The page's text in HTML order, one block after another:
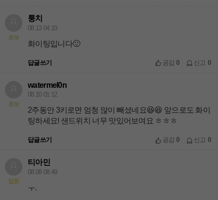
초보
퉁치
08.13 04:10
화이팅입니다🙂
답글쓰기 공감0 신고 0
초보
watermel0n
08.10 01:12
2주동안 3키로면 엄청 많이 빼셨네요😆😆 앞으로도 화이
팅하세요! 샌드위치 너무 맛있어보여요 ㅎㅎㅎ
답글쓰기 공감0 신고 0
입문
티아민
08.08 08:49
ㅜ.